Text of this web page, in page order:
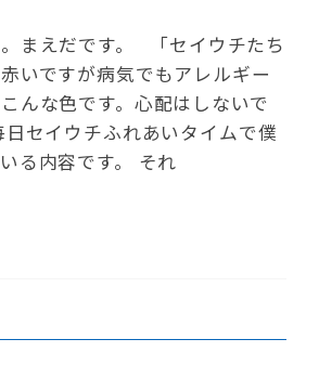
まえだです。 「セイウチたち
いですが病気でもアレルギー
んな色です。心配はしないで
日セイウチふれあいタイムで僕
る内容です。 それ